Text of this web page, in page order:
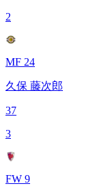
2
MF 24
久保 藤次郎
37
3
FW 9